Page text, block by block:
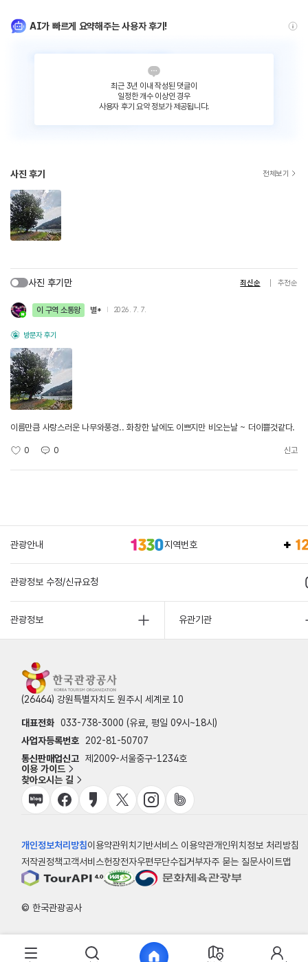
AI가 빠르게 요약해주는 사용자 후기!
최근 3년 이내 작성된 댓글이
일정한 개수 이상인 경우
사용자 후기 요약 정보가 제공됩니다.
사진 후기 전체보기
사진 후기만 최신순 추천순
이 구역 소통왕 별* 2026. 7. 7.
방문자 후기
이름만큼 사랑스러운 나무와풍경.. 화창한 날에도 이쁘지만 비오는날 ~ 더이쁠것같다.
0 0 신고
관광안내 지역번호
관광정보 수정/신규요청
관광정보 유관기관
(26464) 강원특별자치도 원주시 세계로 10
대표전화 033-738-3000 (유료, 평일 09시~18시)
사업자등록번호
202-81-50707
통신판매업신고 제2009-서울중구-1234호
이용 가이드
찾아오시는 길
개인정보처리방침이용약관위치기반서비스 이용약관개인위치정보 처리방침
저작권정책고객서비스헌장전자우편무단수집거부자주 묻는 질문사이트맵
© 한국관광공사